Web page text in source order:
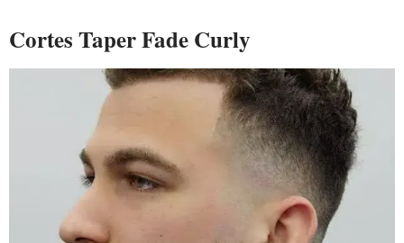
Cortes Taper Fade Curly